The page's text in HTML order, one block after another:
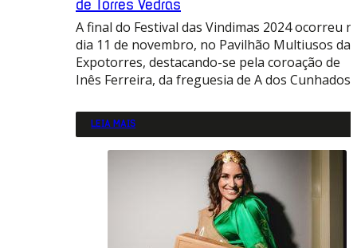
de Torres Vedras
A final do Festival das Vindimas 2024 ocorreu
dia 11 de novembro, no Pavilhão Multiusos da
Expotorres, destacando-se pela coroação de
Inês Ferreira, da freguesia de A dos
LEIA MAIS